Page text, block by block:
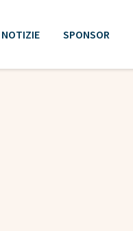
NOTIZIE SPONSOR